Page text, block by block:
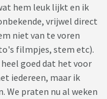
hem leuk lijkt en ik
vrijwel direct
niet van te voren
filmpjes, stem etc).
goed dat het voor
iedereen, maar ik
We praten nu al weken